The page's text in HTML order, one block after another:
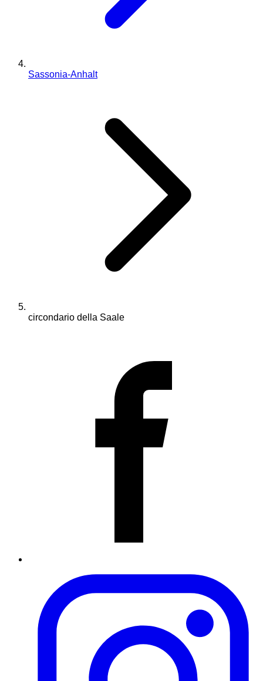
Sassonia-Anhalt
circondario della Saale